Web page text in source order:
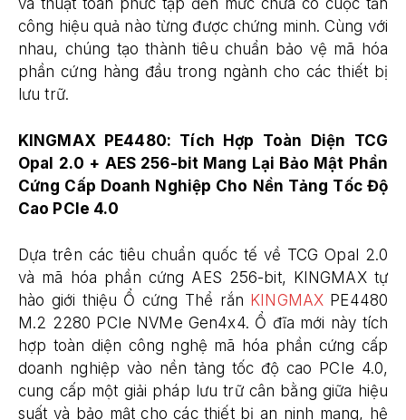
và thuật toán phức tạp đến mức chưa có cuộc tấn
công hiệu quả nào từng được chứng minh. Cùng với
nhau, chúng tạo thành tiêu chuẩn bảo vệ mã hóa
phần cứng hàng đầu trong ngành cho các thiết bị
lưu trữ.
KINGMAX PE4480: Tích Hợp Toàn Diện TCG
Opal 2.0 + AES 256-bit Mang Lại Bảo Mật Phần
Cứng Cấp Doanh Nghiệp Cho Nền Tảng Tốc Độ
Cao PCIe 4.0
Dựa trên các tiêu chuẩn quốc tế về TCG Opal 2.0
và mã hóa phần cứng AES 256-bit, KINGMAX tự
hào giới thiệu Ổ cứng Thể rắn KINGMAXPE4480
M.2 2280 PCIe NVMe Gen4x4. Ổ đĩa mới này tích
hợp toàn diện công nghệ mã hóa phần cứng cấp
doanh nghiệp vào nền tảng tốc độ cao PCIe 4.0,
cung cấp một giải pháp lưu trữ cân bằng giữa hiệu
suất và bảo mật cho các thiết bị an ninh mạng, hệ